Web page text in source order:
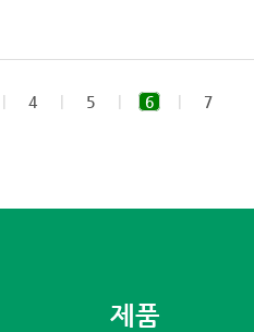
4 5 6 7
제품